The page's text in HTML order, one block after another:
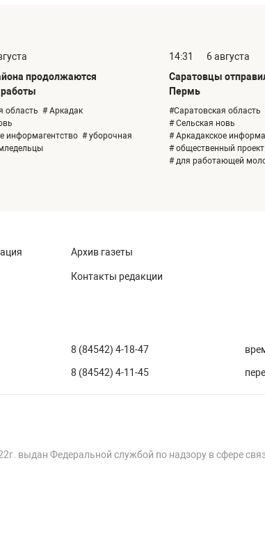
продолжаются
область # Аркадак
информагентство # уборочная
14:31
6 августа
Саратовцы
Пермь
#Саратовская область
# Сельская новь
# Аркадакское
# общественный проект
# для работающей
Архив газеты
Контакты редакции
8 (84542) 4-18-47
8 (84542) 4-11-45
выдан Федеральной службой по надзору в сфере